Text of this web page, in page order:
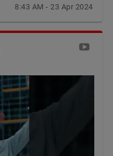
8:43 AM - 23 Apr 2024